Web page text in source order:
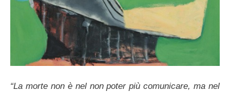
“La morte non è nel non poter più comunicare, ma nel